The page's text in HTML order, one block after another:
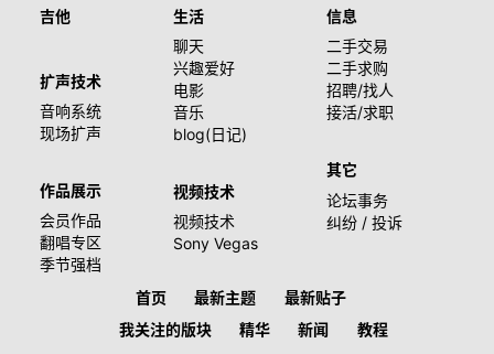
吉他
扩声技术
音响系统
现场扩声
作品展示
会员作品
翻唱专区
季节强档
生活
聊天
兴趣爱好
电影
音乐
blog(日记)
视频技术
视频技术
Sony Vegas
信息
二手交易
二手求购
招聘/找人
接活/求职
其它
论坛事务
纠纷 / 投诉
首页 最新主题
最新贴子
我关注的版块
精华 新闻 教程